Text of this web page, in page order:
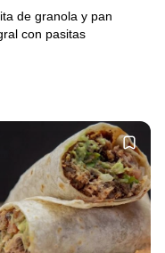
de granola y pan
con pasitas